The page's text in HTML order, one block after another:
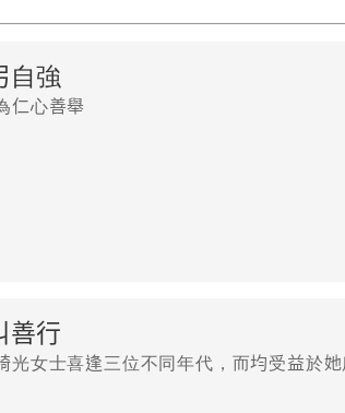
自強
仁心善舉
善行
光女士喜逢三位不同年代，而均受益於她